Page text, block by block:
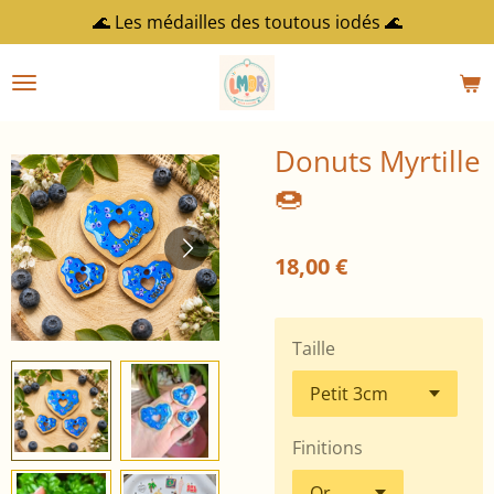
au
contenu
🌊 Les médailles des toutous iodés 🌊
Donuts Myrtille
🍩
18,00 €
Taille
Finitions